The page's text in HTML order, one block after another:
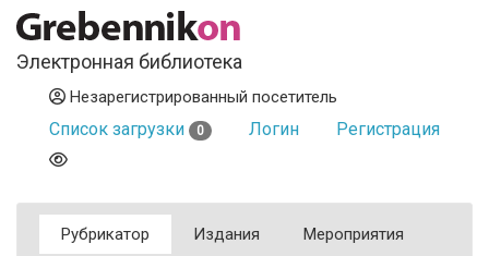
Электронная библиотека
Незарегистрированный посетитель
Список загрузки 0 Логин Регистрация
Рубрикатор Издания Мероприятия